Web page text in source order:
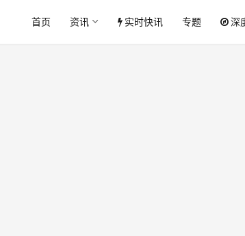
首页 资讯 实时快讯 专题 深